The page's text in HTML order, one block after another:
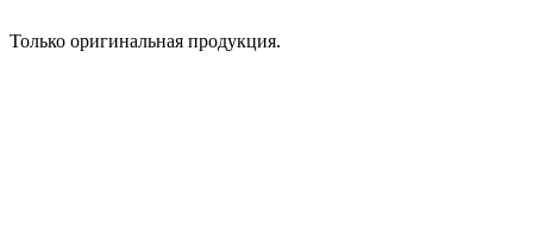
Только оригинальная продукция.